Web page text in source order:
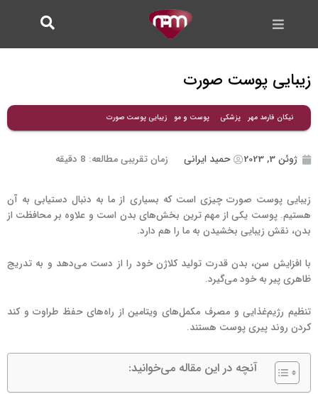
زیبایی پوست صورت
نیکان فارمد مهر پزشکی پوست و مو زیبایی پوست صورت
ژوئن 3, 2023 حمید ایرانی زمان تقریبی مطالعه: 8 دقیقه
زیبایی پوست صورت چیزی است که بسیاری از ما به دنبال دستیابی به آن
هستیم. پوست یکی از مهم ترین بخش‌های بدن است و علاوه بر محافظت از
بدن، نقش زیبایی بخشیدن به ما را هم دارد.
با افزایش سن، بدن قدرت تولید کلاژن خود را از دست می‌دهد و به تدریج
ظاهری پیر به خود می‌گیرد.
تنظیم رژیم‌غذایی و مصرف مکمل‌های ویتامین از راه‌های حفظ طراوت و کند
کردن روند پیری پوست هستند.
آنچه در این مقاله می‌خوانید: